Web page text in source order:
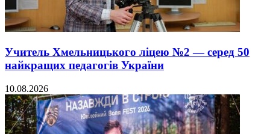
Учитель Хмельницького ліцею №2 — серед 50
найкращих педагогів України
10.08.2026